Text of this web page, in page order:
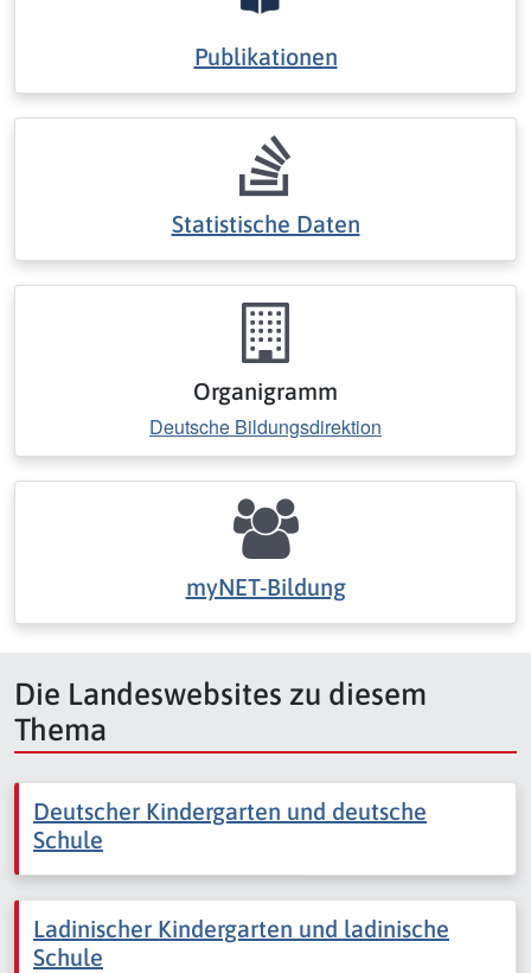
Publikationen
Statistische Daten
Organigramm
Deutsche Bildungsdirektion
myNET-Bildung
Die Landeswebsites zu diesem
Thema
Deutscher Kindergarten und deutsche
Schule
Ladinischer Kindergarten und ladinische
Schule